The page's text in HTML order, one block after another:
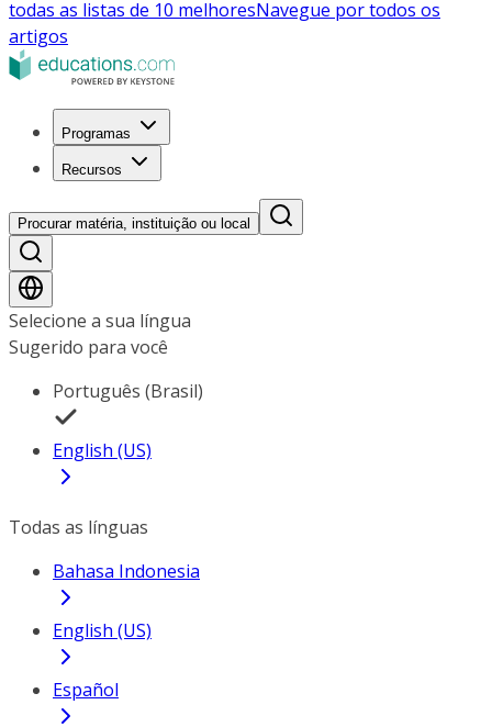
todas as listas de 10 melhoresNavegue por todos os
artigos
Programas
Recursos
Procurar matéria, instituição ou local
Selecione a sua língua
Sugerido para você
Português (Brasil)
English (US)
Todas as línguas
Bahasa Indonesia
English (US)
Español